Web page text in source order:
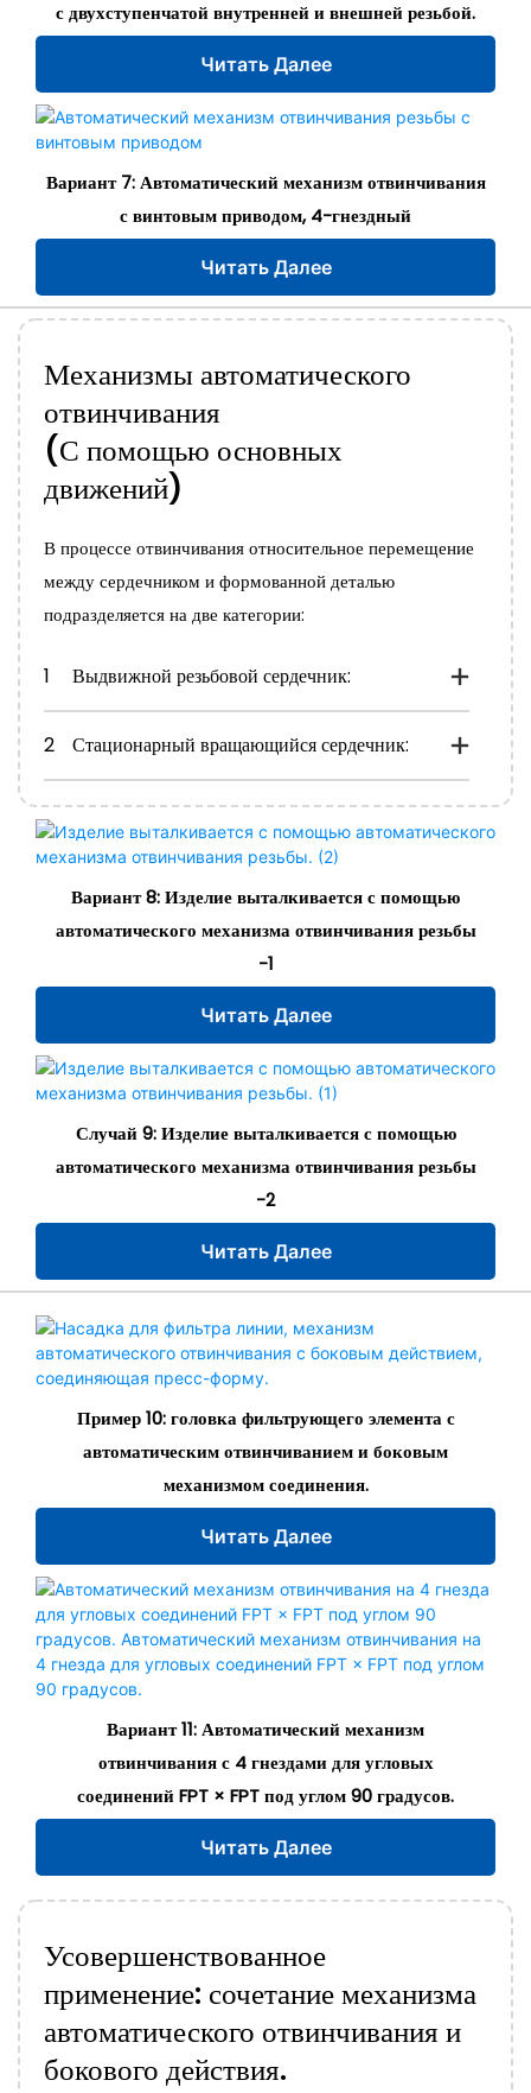
с двухступенчатой ​​внутренней и внешней резьбой.
Читать Далее
Вариант 7: Автоматический механизм отвинчивания
с винтовым приводом, 4-гнездный
Читать Далее
Механизмы автоматического
отвинчивания
(С помощью основных
движений)
В процессе отвинчивания относительное перемещение
между сердечником и формованной деталью
подразделяется на две категории:
1 Выдвижной резьбовой сердечник:
2 Стационарный вращающийся сердечник:
Вариант 8: Изделие выталкивается с помощью
автоматического механизма отвинчивания резьбы
-1
Читать Далее
Случай 9: Изделие выталкивается с помощью
автоматического механизма отвинчивания резьбы
-2
Читать Далее
Пример 10: головка фильтрующего элемента с
автоматическим отвинчиванием и боковым
механизмом соединения.
Читать Далее
Вариант 11: Автоматический механизм
отвинчивания с 4 гнездами для угловых
соединений FPT × FPT под углом 90 градусов.
Читать Далее
Усовершенствованное
применение: сочетание механизма
автоматического отвинчивания и
бокового действия.